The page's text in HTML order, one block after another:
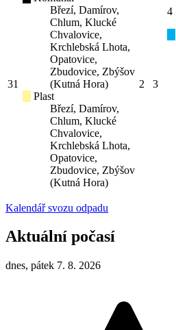
31
Březí, Damírov,
Chlum, Klucké
Chvalovice,
Krchlebská Lhota,
Opatovice,
Zbudovice, Zbýšov
(Kutná Hora)
Plast
Březí, Damírov,
Chlum, Klucké
Chvalovice,
Krchlebská Lhota,
Opatovice,
Zbudovice, Zbýšov
(Kutná Hora)
2 3
4
Kalendář svozu odpadu
Aktuální počasí
dnes, pátek 7. 8. 2026